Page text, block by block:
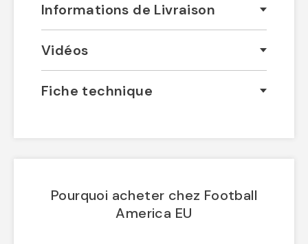
Informations de Livraison
Vidéos
Fiche technique
Pourquoi acheter chez Football
America EU